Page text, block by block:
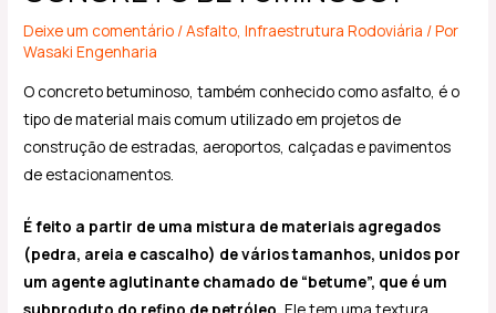
Deixe um comentário /Asfalto,Infraestrutura Rodoviária / Por
Wasaki Engenharia
O concreto betuminoso, também conhecido como asfalto, é o
tipo de material mais comum utilizado em projetos de
construção de estradas, aeroportos, calçadas e pavimentos
de estacionamentos.
É feito a partir de uma mistura de materiais agregados
(pedra, areia e cascalho) de vários tamanhos, unidos por
um agente aglutinante chamado de “betume”, que é um
subproduto do refino de petróleo. Ele tem uma textura